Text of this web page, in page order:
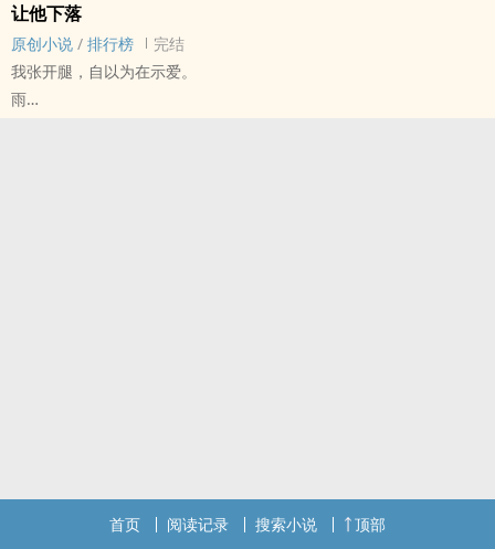
让他下落
原创小说 / 排行榜
完结
我张开腿，自以为在示爱。
雨
首页 阅读记录 搜索小说 顶部